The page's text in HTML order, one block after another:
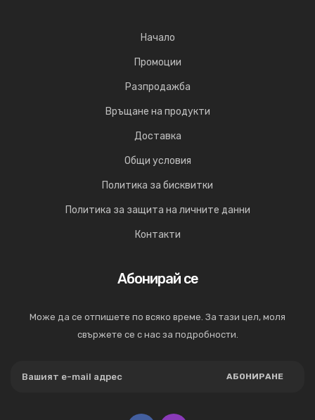
Начало
Промоции
Разпродажба
Връщане на продукти
Доставка
Общи условия
Политика за бисквитки
Политика за защита на личните данни
Контакти
Абонирай се
Може да се отпишете по всяко време. За тази цел, моля
свържете се с нас за подробности.
АБОНИРАНЕ